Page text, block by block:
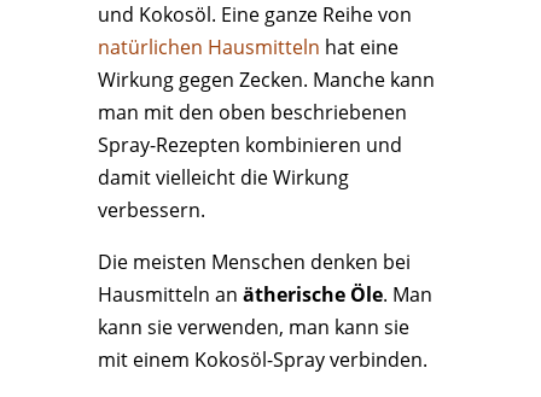
und Kokosöl. Eine ganze Reihe von
natürlichen Hausmitteln hat eine
Wirkung gegen Zecken. Manche kann
man mit den oben beschriebenen
Spray-Rezepten kombinieren und
damit vielleicht die Wirkung
verbessern.
Die meisten Menschen denken bei
Hausmitteln an ätherische Öle. Man
kann sie verwenden, man kann sie
mit einem Kokosöl-Spray verbinden.